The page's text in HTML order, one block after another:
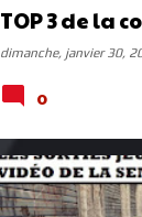
TOP 3 de la
dimanche, janvier 30,
0
SORTIES JEUX VIDÉO